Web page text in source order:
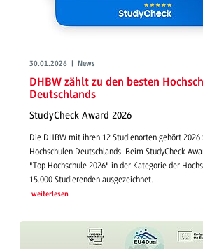
30.01.2026 | News
DHBW zählt zu den besten
Deutschlands
StudyCheck Award 2026
Die DHBW mit ihren 12 Studienorten gehört
Hochschulen Deutschlands. Beim StudyCheck
"Top Hochschule 2026" in der Kategorie der
15.000 Studierenden ausgezeichnet.
weiterlesen